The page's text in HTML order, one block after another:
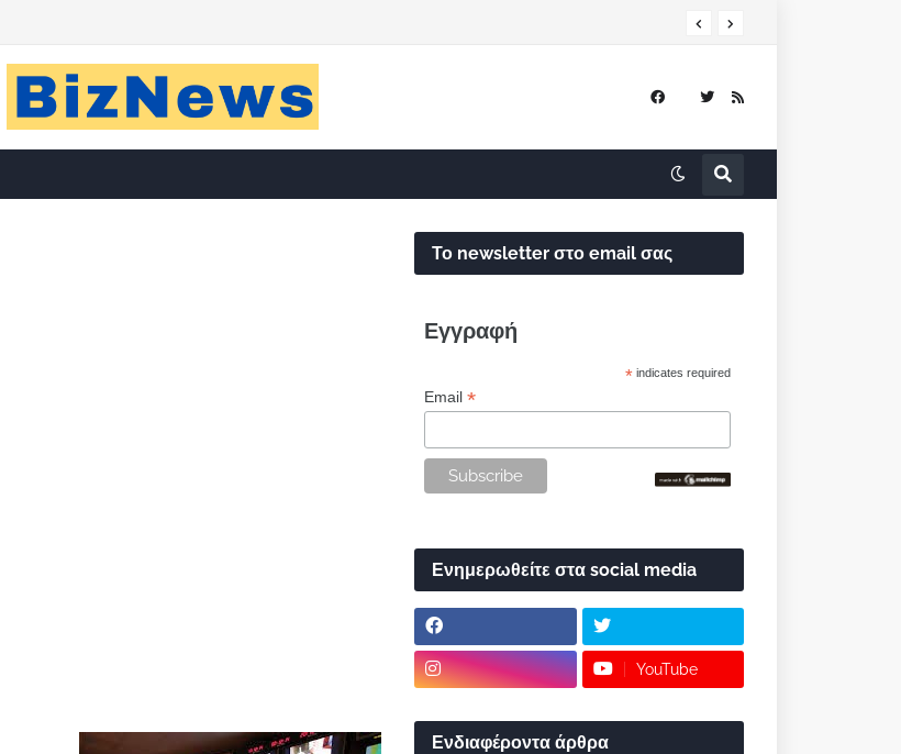
Το newsletter στο email σας
Εγγραφή
* indicates required
Email *
Ενημερωθείτε στα social media
YouTube
Ενδιαφέροντα άρθρα